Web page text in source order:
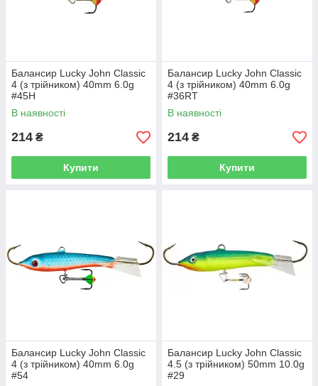
Балансир Lucky John Classic
4 (з трійником) 40mm 6.0g
#45H
В наявності
214 ₴
Купити
Балансир Lucky John Classic
4 (з трійником) 40mm 6.0g
#36RT
В наявності
214 ₴
Купити
Балансир Lucky John Classic
4 (з трійником) 40mm 6.0g
#54
Балансир Lucky John Classic
4.5 (з трійником) 50mm 10.0g
#29